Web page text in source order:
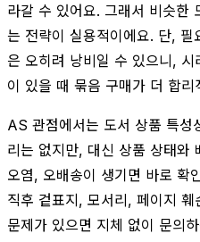
라갈 수 있어요. 그래서 비슷한
는 전략이 실용적이에요. 단,
은 오히려 낭비일 수 있으니,
이 있을 때 묶음 구매가 더 합리
AS 관점에서는 도서 상품 특성
리는 없지만, 대신 상품 상태와
오염, 오배송이 생기면 바로 확
직후 겉표지, 모서리, 페이지
문제가 있으면 지체 없이 문의